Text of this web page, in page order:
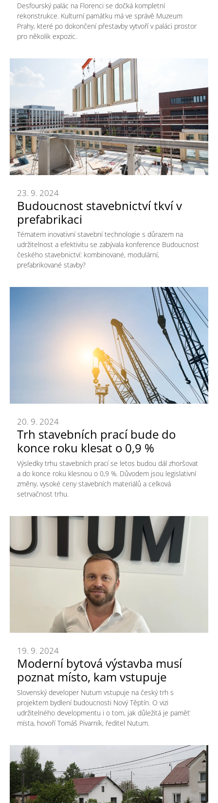
Desfourský palác na Florenci se dočká kompletní
rekonstrukce. Kulturní památku má ve správě Muzeum
Prahy, které po dokončení přestavby vytvoří v paláci prostor
pro několik expozic.
Budoucnost stavebnictví tkví v
prefabrikaci
23. 9. 2024
Tématem inovativní stavební technologie s důrazem na
udržitelnost a efektivitu se zabývala konference Budoucnost
českého stavebnictví: kombinované, modulární,
prefabrikované stavby?
Trh stavebních prací bude do
konce roku klesat o 0,9 %
20. 9. 2024
Výsledky trhu stavebních prací se letos budou dál zhoršovat
a do konce roku klesnou o 0,9 %. Důvodem jsou legislativní
změny, vysoké ceny stavebních materiálů a celková
setrvačnost trhu.
Moderní bytová výstavba musí
poznat místo, kam vstupuje
19. 9. 2024
Slovenský developer Nutum vstupuje na český trh s
projektem bydlení budoucnosti Nový Těptín. O vizi
udržitelného developmentu i o tom, jak důležitá je paměť
místa, hovoří Tomáš Pivarník, ředitel Nutum.